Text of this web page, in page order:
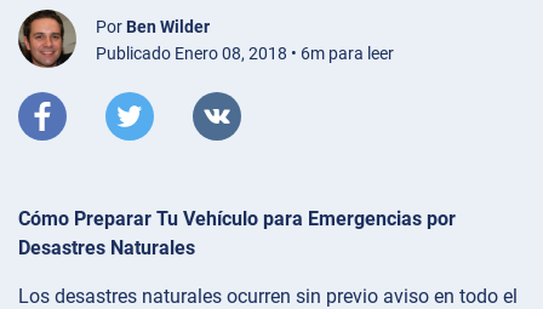
Por Ben Wilder
Publicado Enero 08, 2018 • 6m para leer
Cómo Preparar Tu Vehículo para Emergencias por
Desastres Naturales
Los desastres naturales ocurren sin previo aviso en todo el